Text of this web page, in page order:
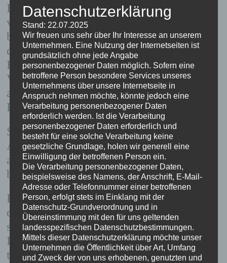
Bei der Anwendung werden viele
verschiedene Frequenzen getestet,
beispielsweise wird die Schwingungen
der Leberzellen mit der Frequenz des
Bioresonanzgerätes verglichen.
Vergleichbar mit einem Radio, bei dem
auf einer bestimmte Frequenz ein
Radiosender empfangen wird.
Stelle ich bei der Testung eine
Abweichung fest, bedeutet dies für mich
als Therapeut, dass diese Zellen Hilfe
brauchen.
Bei der Therapie werden nicht einfach
die Zellschwingungen harmonisiert,
sondern das Ziel ist, die Ursache für die
Disharmonie zu finden und zu
therapieren.
Datenschutzerklärung
Stand: 22.07.2025
Wir freuen uns sehr über Ihr Interesse an unserem
Unternehmen. Eine Nutzung der Internetseiten ist
grundsätzlich ohne jede Angabe
personenbezogener Daten möglich. Sofern eine
betroffene Person besondere Services unseres
Unternehmens über unsere Internetseite in
Anspruch nehmen möchte, könnte jedoch eine
Verarbeitung personenbezogener Daten
erforderlich werden. Ist die Verarbeitung
personenbezogener Daten erforderlich und
besteht für eine solche Verarbeitung keine
gesetzliche Grundlage, holen wir generell eine
Einwilligung der betroffenen Person ein.
Die Verarbeitung personenbezogener Daten,
beispielsweise des Namens, der Anschrift, E-Mail-
Adresse oder Telefonnummer einer betroffenen
Person, erfolgt stets im Einklang mit der
Datenschutz-Grundverordnung und in
Übereinstimmung mit den für uns geltenden
landesspezifischen Datenschutzbestimmungen.
Mittels dieser Datenschutzerklärung möchte unser
Unternehmen die Öffentlichkeit über Art, Umfang
und Zweck der von uns erhobenen, genutzten und